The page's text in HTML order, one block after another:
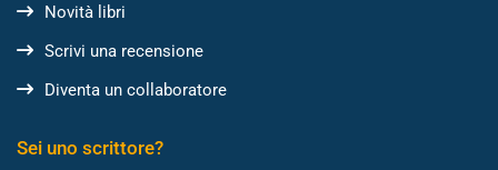
Novità libri
Scrivi una recensione
Diventa un collaboratore
Sei uno scrittore?